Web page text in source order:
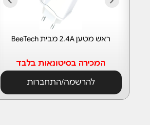
ראש מטען 2.4A מבית BeeTech
המכירה בסיטונאות בלבד
להרשמה/התחברות